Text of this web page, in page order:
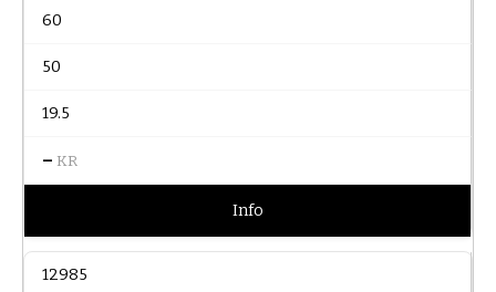
60
50
19.5
– KR
Info
12985